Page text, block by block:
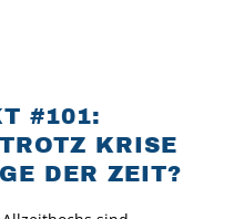
#101:
KRISE
DER ZEIT?